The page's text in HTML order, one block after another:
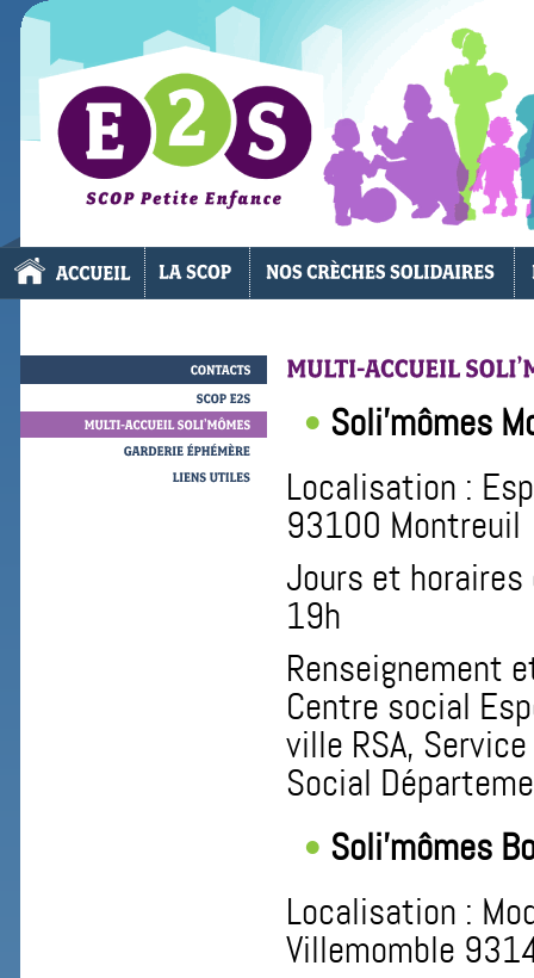
Soli’mômes
Localisation :
93100 Montreuil
Jours et horaires
19h
Renseignement
Centre social
ville RSA,
Social
Soli’mômes
Localisation :
Villemomble